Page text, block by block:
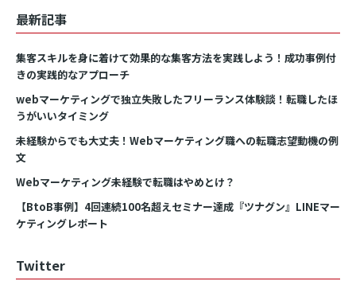
最新記事
集客スキルを身に着けて効果的な集客方法を実践しよう！成功事例付
きの実践的なアプローチ
webマーケティングで独立失敗したフリーランス体験談！転職したほ
うがいいタイミング
未経験からでも大丈夫！Webマーケティング職への転職志望動機の例
文
Webマーケティング未経験で転職はやめとけ？
【BtoB事例】4回連続100名超えセミナー達成『ツナグン』LINEマー
ケティングレポート
Twitter